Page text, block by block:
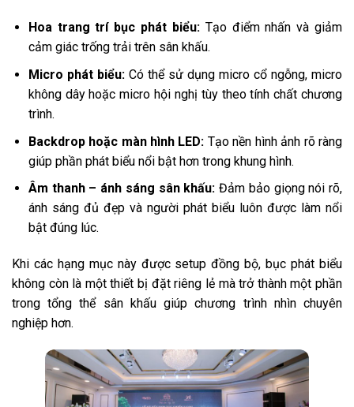
Hoa trang trí bục phát biểu:Tạo điểm nhấn và giảm
cảm giác trống trải trên sân khấu.
Micro phát biểu:Có thể sử dụng micro cổ ngỗng, micro
không dây hoặc micro hội nghị tùy theo tính chất chương
trình.
Backdrop hoặc màn hình LED: Tạo nền hình ảnh rõ ràng
giúp phần phát biểu nổi bật hơn trong khung hình.
Âm thanh – ánh sáng sân khấu:Đảm bảo giọng nói rõ,
ánh sáng đủ đẹp và người phát biểu luôn được làm nổi
bật đúng lúc.
Khi các hạng mục này được setup đồng bộ, bục phát biểu
không còn là một thiết bị đặt riêng lẻ mà trở thành một phần
trong tổng thể sân khấu giúp chương trình nhìn chuyên
nghiệp hơn.